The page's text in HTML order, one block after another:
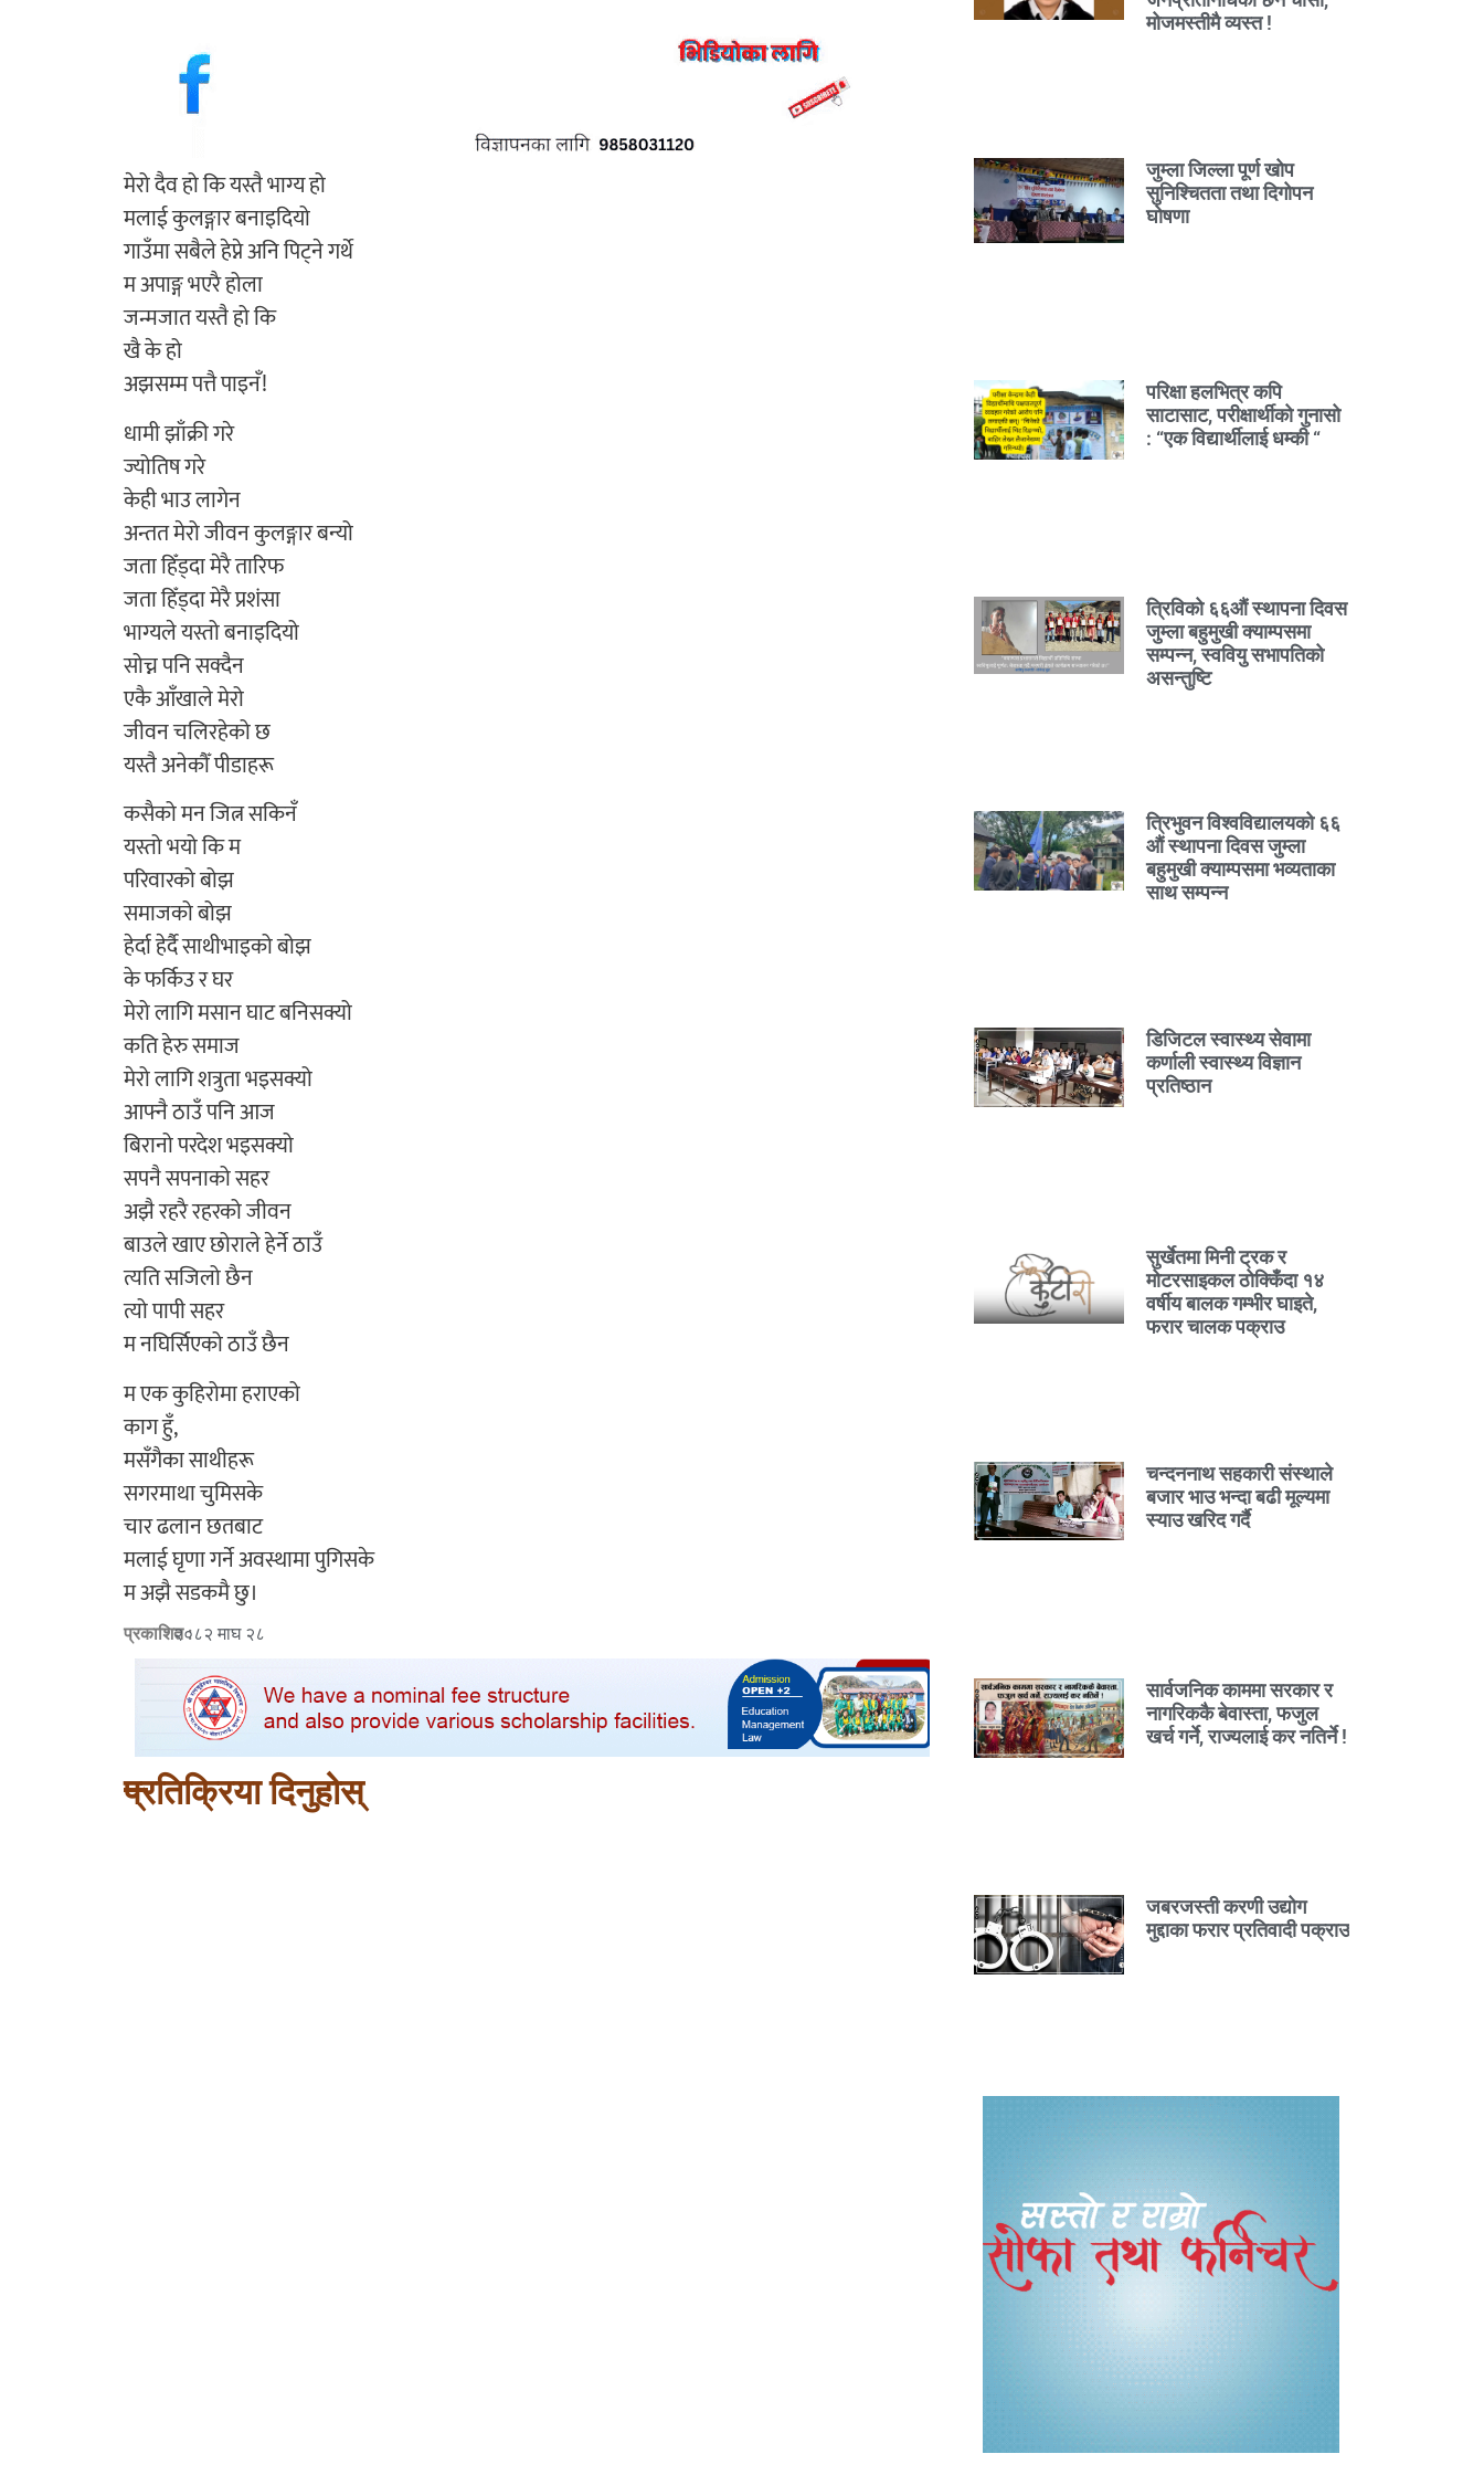
मेरो दैव हो कि यस्तै भाग्य हो
मलाई कुलङ्गार बनाइदियो
गाउँमा सबैले हेप्ने अनि पिट्ने गर्थे
म अपाङ्ग भएरै होला
जन्मजात यस्तै हो कि
खै के हो
अझसम्म पत्तै पाइनँ!
धामी झाँक्री गरे
ज्योतिष गरे
केही भाउ लागेन
अन्तत मेरो जीवन कुलङ्गार बन्यो
जता हिँड्दा मेरै तारिफ
जता हिँड्दा मेरै प्रशंसा
भाग्यले यस्तो बनाइदियो
सोच्न पनि सक्दैन
एकै आँखाले मेरो
जीवन चलिरहेको छ
यस्तै अनेकौँ पीडाहरू
कसैको मन जित्न सकिनँ
यस्तो भयो कि म
परिवारको बोझ
समाजको बोझ
हेर्दा हेर्दै साथीभाइको बोझ
के फर्किउ र घर
मेरो लागि मसान घाट बनिसक्यो
कति हेरु समाज
मेरो लागि शत्रुता भइसक्यो
आफ्नै ठाउँ पनि आज
बिरानो परदेश भइसक्यो
सपनै सपनाको सहर
अझै रहरै रहरको जीवन
बाउले खाए छोराले हेर्ने ठाउँ
त्यति सजिलो छैन
त्यो पापी सहर
म नघिर्सिएको ठाउँ छैन
म एक कुहिरोमा हराएको
काग हुँ,
मसँगैका साथीहरू
सगरमाथा चुमिसके
चार ढलान छतबाट
मलाई घृणा गर्ने अवस्थामा पुगिसके
म अझै सडकमै छु।
प्रकाशित :२०८२ माघ २८
प्रतिक्रिया दिनुहोस्
मोजमस्तीमै व्यस्त !
जुम्ला जिल्ला पूर्ण खोप
सुनिश्चितता तथा दिगोपन
घोषणा
परिक्षा हलभित्र कपि
साटासाट, परीक्षार्थीको गुनासो
: “एक विद्यार्थीलाई धम्की “
त्रिविको ६६औं स्थापना दिवस
जुम्ला बहुमुखी क्याम्पसमा
सम्पन्न, स्ववियु सभापतिको
असन्तुष्टि
त्रिभुवन विश्वविद्यालयको ६६
औं स्थापना दिवस जुम्ला
बहुमुखी क्याम्पसमा भव्यताका
साथ सम्पन्न
डिजिटल स्वास्थ्य सेवामा
कर्णाली स्वास्थ्य विज्ञान
प्रतिष्ठान
सुर्खेतमा मिनी ट्रक र
मोटरसाइकल ठोक्किँदा १४
वर्षीय बालक गम्भीर घाइते,
फरार चालक पक्राउ
चन्दननाथ सहकारी संस्थाले
बजार भाउ भन्दा बढी मूल्यमा
स्याउ खरिद गर्दै
सार्वजनिक काममा सरकार र
नागरिककै बेवास्ता, फजुल
खर्च गर्ने, राज्यलाई कर नतिर्ने !
जबरजस्ती करणी उद्योग
मुद्दाका फरार प्रतिवादी पक्राउ